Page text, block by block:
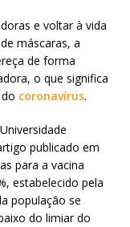
e voltar à vida
máscaras, a
de forma
o que significa
coronavírus.
publicado em
para a vacina
estabelecido pela
população se
do limiar do